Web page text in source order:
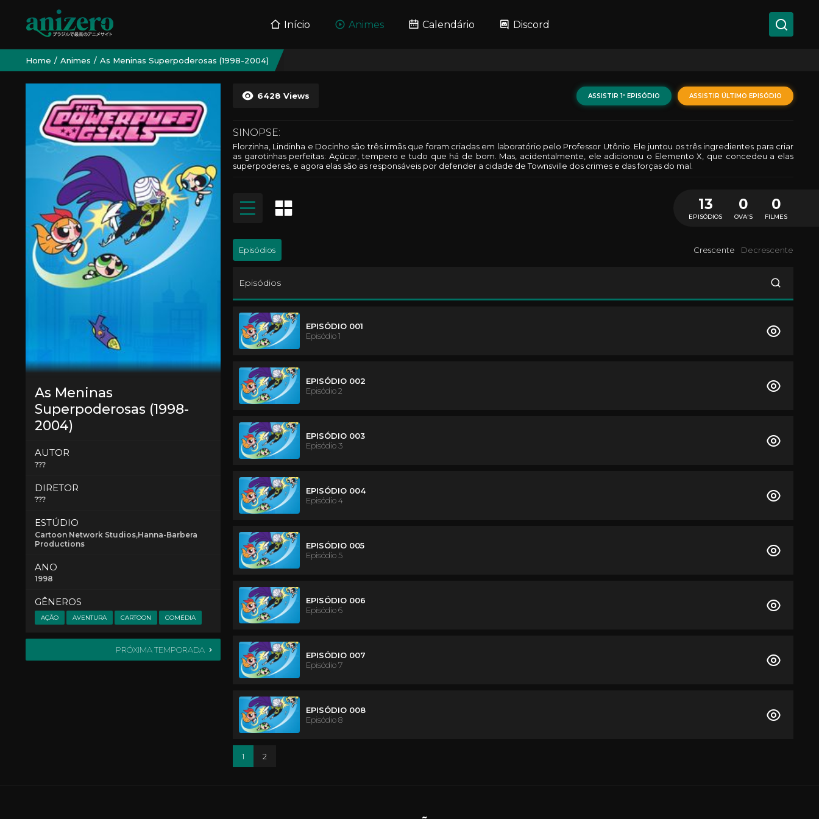
Início Animes Calendário Discord
Home Animes As Meninas Superpoderosas (1998-2004)
As Meninas
Superpoderosas (1998-
2004)
AUTOR
???
DIRETOR
???
ESTÚDIO
Cartoon Network Studios,Hanna-Barbera
Productions
ANO
1998
GÊNEROS
AÇÃO AVENTURA CARTOON COMÉDIA
PRÓXIMA TEMPORADA
6428 Views ASSISTIR 1º EPISÓDIO ASSISTIR ÚLTIMO EPISÓDIO
SINOPSE:
Florzinha, Lindinha e Docinho são três irmãs que foram criadas em laboratório pelo Professor Utônio. Ele juntou os três ingredientes para criar
as garotinhas perfeitas: Açúcar, tempero e tudo que há de bom. Mas, acidentalmente, ele adicionou o Elemento X, que concedeu a elas
superpoderes, e agora elas são as responsáveis por defender a cidade de Townsville dos crimes e das forças do mal.
13
EPISÓDIOS
0
OVA'S
0
FILMES
Episódios Crescente Decrescente
Episódios
EPISÓDIO 001
Episódio 1
EPISÓDIO 002
Episódio 2
EPISÓDIO 003
Episódio 3
EPISÓDIO 004
Episódio 4
EPISÓDIO 005
Episódio 5
EPISÓDIO 006
Episódio 6
EPISÓDIO 007
Episódio 7
EPISÓDIO 008
Episódio 8
1 2